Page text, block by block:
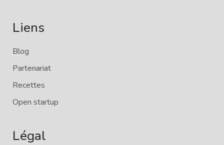
Liens
Blog
Partenariat
Recettes
Open startup
Légal